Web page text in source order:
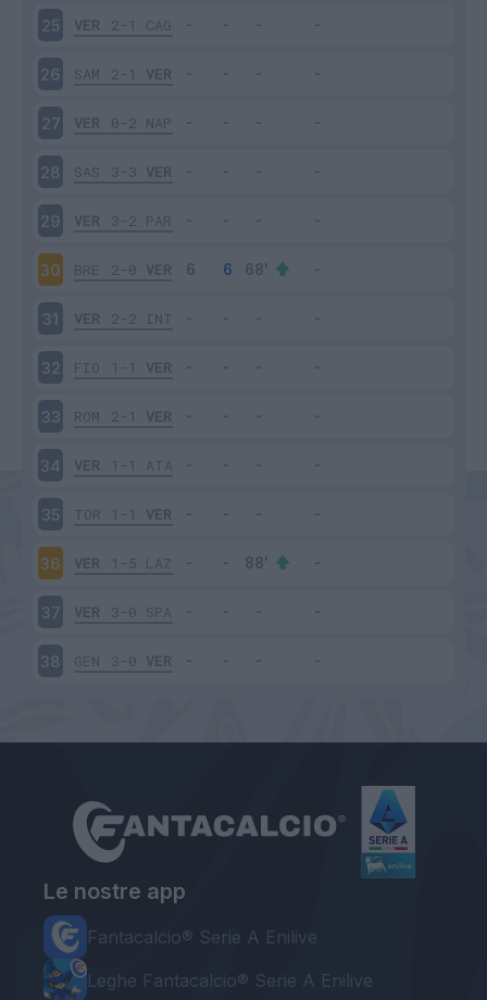
25 VER 2-1 CAG
26 SAM 2-1 VER
27 VER 0-2 NAP
28 SAS 3-3 VER
29 VER 3-2 PAR
30 BRE 2-0 VER
31 VER 2-2 INT
32 FIO 1-1 VER
33 ROM 2-1 VER
34 VER 1-1 ATA
35 TOR 1-1 VER
36 VER 1-5 LAZ
37 VER 3-0 SPA
38 GEN 3-0 VER
Le nostre app
Fantacalcio® Serie A Enilive
Leghe Fantacalcio® Serie A Enilive